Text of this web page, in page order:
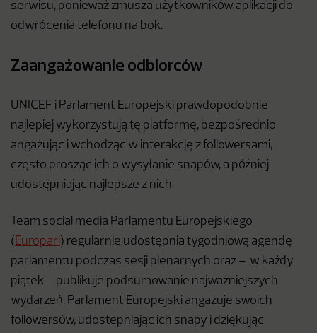
serwisu, ponieważ zmusza użytkowników aplikacji do
odwrócenia telefonu na bok.
Zaangażowanie odbiorców
UNICEF i Parlament Europejski prawdopodobnie
najlepiej wykorzystują tę platformę, bezpośrednio
angażując i wchodząc w interakcję z followersami,
często prosząc ich o wysyłanie snapów, a później
udostępniając najlepsze z nich.
Team social media Parlamentu Europejskiego
( Europarl ) regularnie udostępnia tygodniową agendę
parlamentu podczas sesji plenarnych oraz – w każdy
piątek – publikuje podsumowanie najważniejszych
wydarzeń. Parlament Europejski angażuje swoich
followersów, udostepniając ich snapy i dziękując